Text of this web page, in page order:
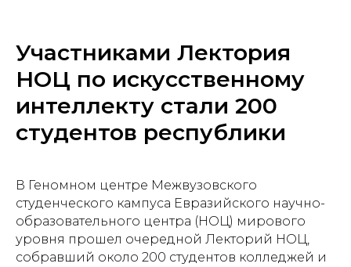
Участниками Лектория
НОЦ по искусственному
интеллекту стали 200
студентов республики
В Геномном центре Межвузовского
студенческого кампуса Евразийского научно-
образовательного центра (НОЦ) мирового
уровня прошел очередной Лекторий НОЦ,
собравший около 200 студентов колледжей и